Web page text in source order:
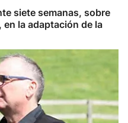
siete semanas, sobre
la adaptación de la